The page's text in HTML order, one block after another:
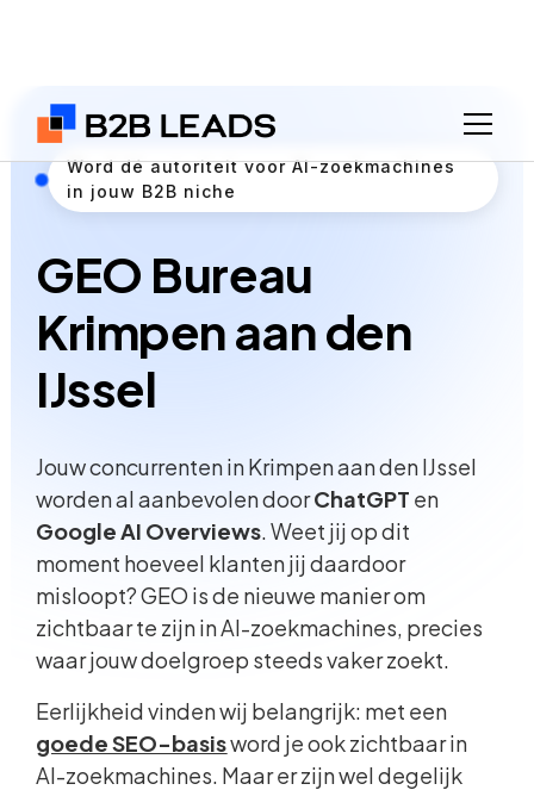
Word dé autoriteit voor AI-zoekmachines
in jouw B2B niche
GEO Bureau
Krimpen aan den
IJssel
Jouw concurrenten in Krimpen aan den IJssel
worden al aanbevolen doorChatGPT en
Google AI Overviews. Weet jij op dit
moment hoeveel klanten jij daardoor
misloopt? GEO is de nieuwe manier om
zichtbaar te zijn in AI-zoekmachines, precies
waar jouw doelgroep steeds vaker zoekt.
Eerlijkheid vinden wij belangrijk: met een
goede SEO-basisword je ook zichtbaar in
AI-zoekmachines. Maar er zijn wel degelijk